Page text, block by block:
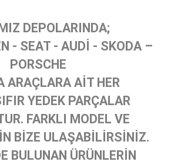
DEPOLARINDA;
- SEAT - AUDİ - SKODA –
PORSCHE
ARAÇLARA AİT HER
YEDEK PARÇALAR
FARKLI MODEL VE
BİZE ULAŞABİLİRSİNİZ.
BULUNAN ÜRÜNLERİN